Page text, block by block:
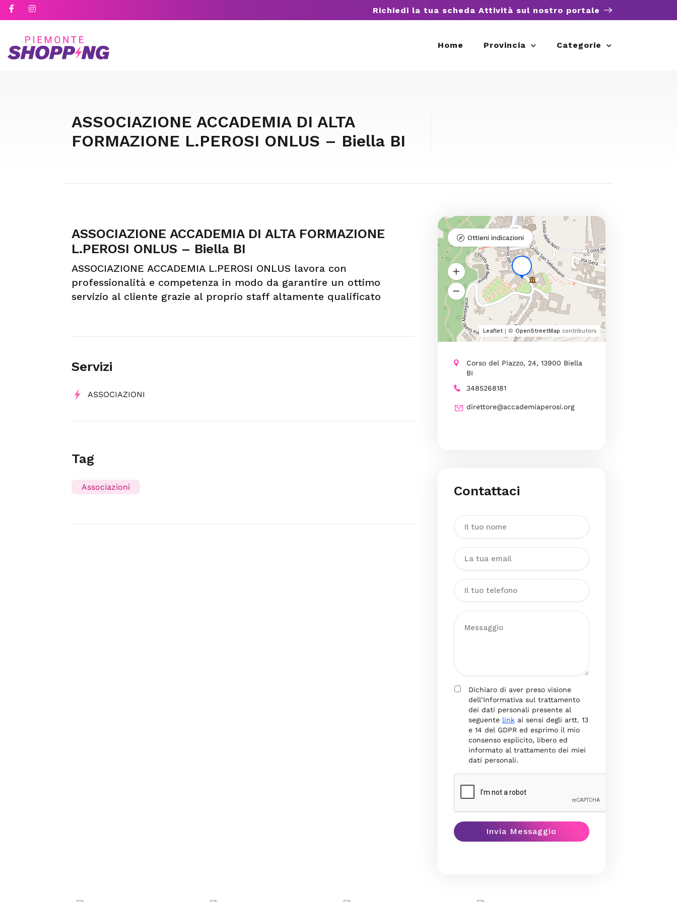
Richiedi la tua scheda Attività sul nostro portale
Home Provincia Categorie
ASSOCIAZIONE ACCADEMIA DI ALTA
FORMAZIONE L.PEROSI ONLUS – Biella BI
ASSOCIAZIONE ACCADEMIA DI ALTA FORMAZIONE
L.PEROSI ONLUS – Biella BI
ASSOCIAZIONE ACCADEMIA L.PEROSI ONLUS lavora con
professionalità e competenza in modo da garantire un ottimo
servizio al cliente grazie al proprio staff altamente qualificato
Servizi
ASSOCIAZIONI
Tag
Associazioni
Leaflet| © OpenStreetMap contributors
Ottieni indicazioni
Corso del Piazzo, 24, 13900 Biella
BI
3485268181
direttore@accademiaperosi.org
Contattaci
Dichiaro di aver preso visione
dell’Informativa sul trattamento
dei dati personali presente al
seguente linkai sensi degli artt. 13
e 14 del GDPR ed esprimo il mio
consenso esplicito, libero ed
informato al trattamento dei miei
dati personali.